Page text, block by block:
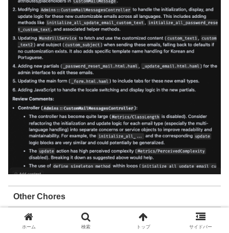
Other Chores
Some requests from customers are repetitive and boring
ホーム 検索 トップ サイドバー